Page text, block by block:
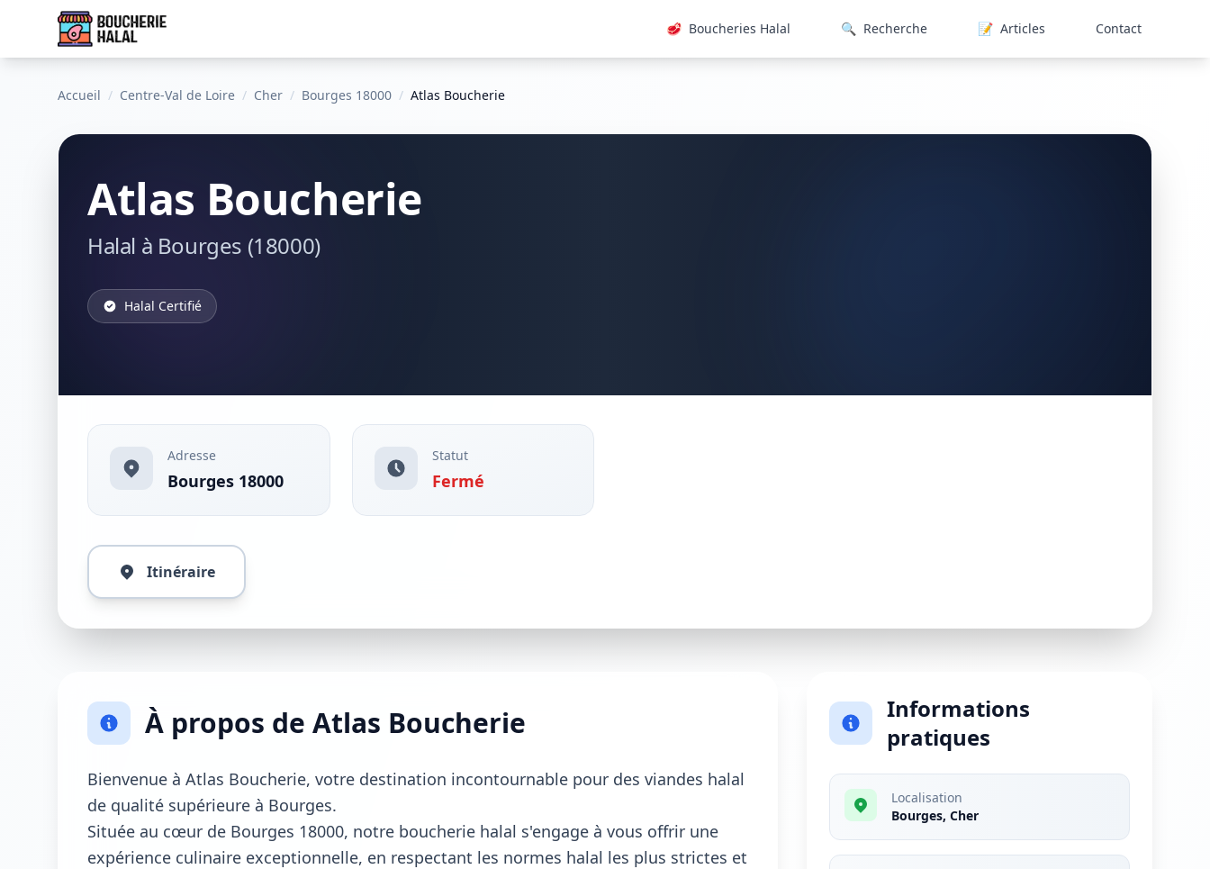
🥩 Boucheries Halal 🔍 Recherche 📝 Articles Contact
Accueil / Centre-Val de Loire / Cher / Bourges 18000 / Atlas Boucherie
Atlas Boucherie
Halal à Bourges (18000)
Halal Certifié
Adresse
Bourges 18000
Statut
Fermé
Itinéraire
À propos de Atlas Boucherie
Bienvenue à Atlas Boucherie, votre destination incontournable pour des viandes halal
de qualité supérieure à Bourges.
Située au cœur de Bourges 18000, notre boucherie halal s'engage à vous offrir une
expérience culinaire exceptionnelle, en respectant les normes halal les plus strictes et
Informations
pratiques
Localisation
Bourges, Cher